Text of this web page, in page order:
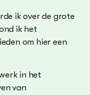
ik over de grote
ik het
om hier een
in het
van